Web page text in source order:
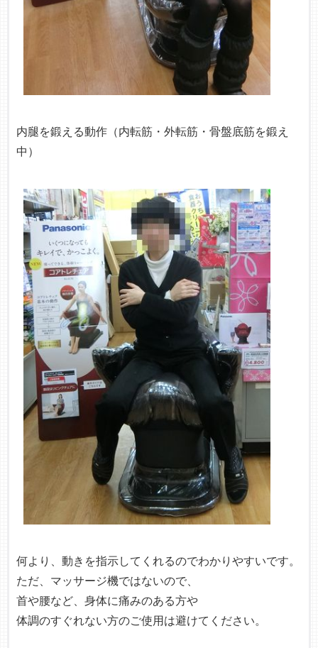
内腿を鍛える動作（内転筋・外転筋・骨盤底筋を鍛え
中）
何より、動きを指示してくれるのでわかりやすいです。
ただ、マッサージ機ではないので、
首や腰など、身体に痛みのある方や
体調のすぐれない方のご使用は避けてください。